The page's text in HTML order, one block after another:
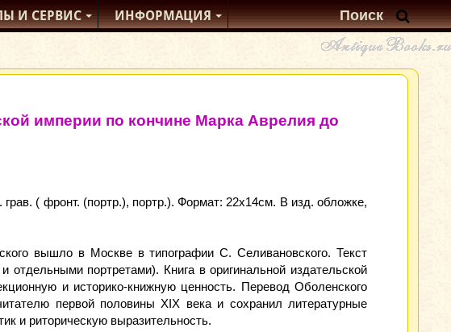
И СЕРВИС ИНФОРМАЦИЯ
империи по кончине Марка Аврелия до
( фронт. (портр.), портр.). Формат: 22x14см. В изд. обложке,
вышло в Москве в типографии С. Селивановского. Текст
портретами). Книга в оригинальной издательской
и историко‑книжную ценность. Перевод Оболенского
первой половины XIX века и сохранил литературные
и риторическую выразительность.